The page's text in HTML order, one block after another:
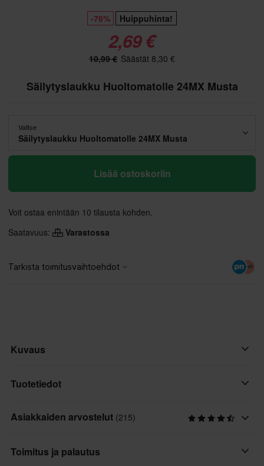
-76% Huippuhinta!
2,69 €
10,99 € Säästät 8,30 €
Säilytyslaukku Huoltomatolle 24MX Musta
Valitse
Säilytyslaukku Huoltomatolle 24MX Musta
Lisää ostoskoriin
Voit ostaa enintään 10 tilausta kohden.
Saatavuus:
Varastossa
Kuvaus
Onko sinusta hankalaa kuljettaa huoltomattoasi radalle ja
Säilytyslaukku sopii kaikille 100 x 200 cm huoltomatoille.
• Valmistettu polyesteristä.
Tuotetiedot
Väri
Asiakkaiden arvostelut (215)
Toimitus ja palautus